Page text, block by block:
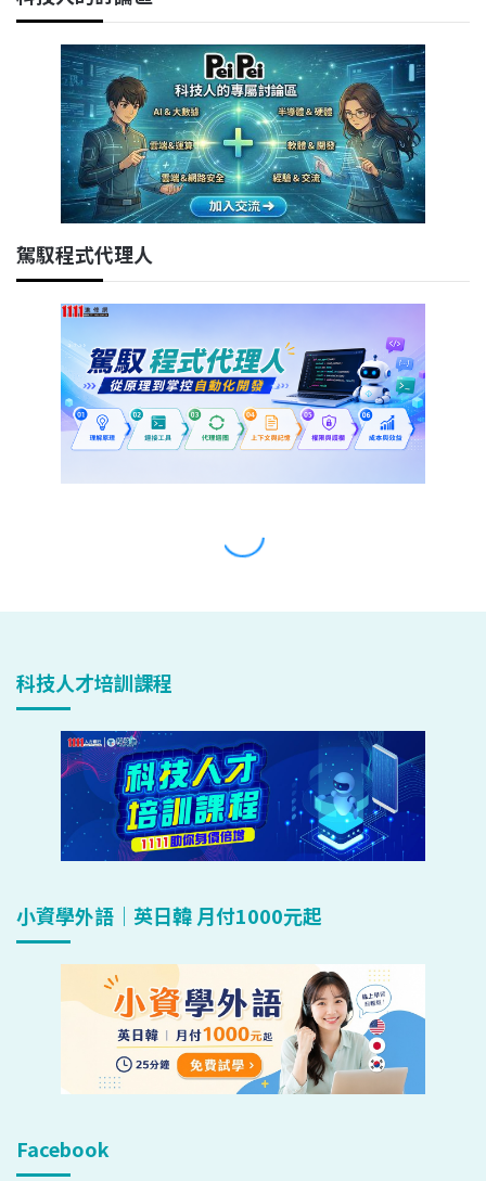
科技人才培訓課程
小資學外語｜英日韓 月付1000元起
Facebook